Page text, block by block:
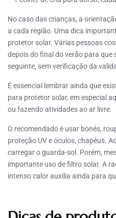
No caso das crianças, a
a cada região. Uma dica
protetor solar. Várias pessoas
depois do final do verão para
seguinte, sem verificação da
É essencial lembrar ainda que
para protetor solar, em especial
ou fazendo atividades ao ar livre.
O recomendado é usar bonés,
proteção UV e óculos, chapéus.
carregar o guarda-sol. Porém,
importante uso de filtro solar. A
intenso calor auxilia ainda para